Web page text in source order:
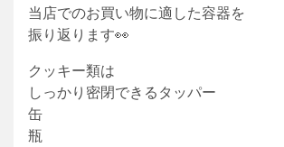
当店でのお買い物に適した容器を
振り返ります👀
クッキー類は
しっかり密閉できるタッパー
缶
瓶